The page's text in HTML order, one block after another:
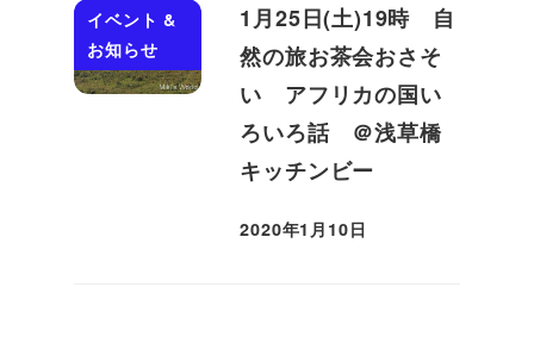
イベント &
お知らせ
1月25日(土)19時 自
然の旅お茶会おさそ
い アフリカの国い
ろいろ話 ＠浅草橋
キッチンビー
投稿日
2020年1月10日